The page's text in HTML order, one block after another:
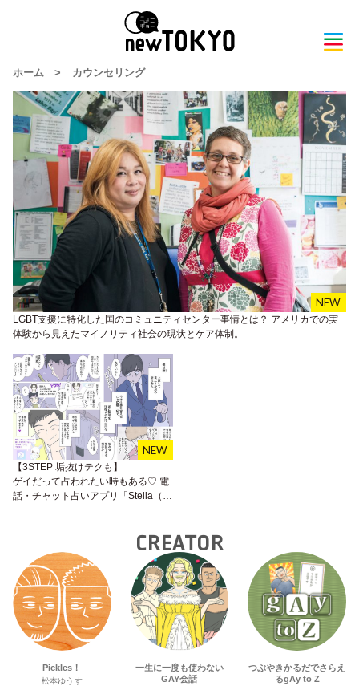
ホーム > カウンセリング
LGBT支援に特化した国のコミュニティセンター事情とは？ アメリカでの実
体験から見えたマイノリティ社会の現状とケア体制。
【3STEP 垢抜けテクも】
ゲイだって占われたい時もある♡ 電
話・チャット占いアプリ「Stella（ス
CREATOR
Pickles！
松本ゆうす
一生に一度も使わない
GAY会話
つぶやきかるだでさらえ
るgAy to Z